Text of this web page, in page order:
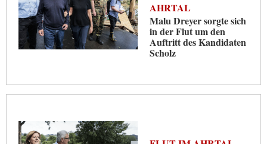
AHRTAL
Malu Dreyer sorgte sich
in der Flut um den
Auftritt des Kandidaten
Scholz